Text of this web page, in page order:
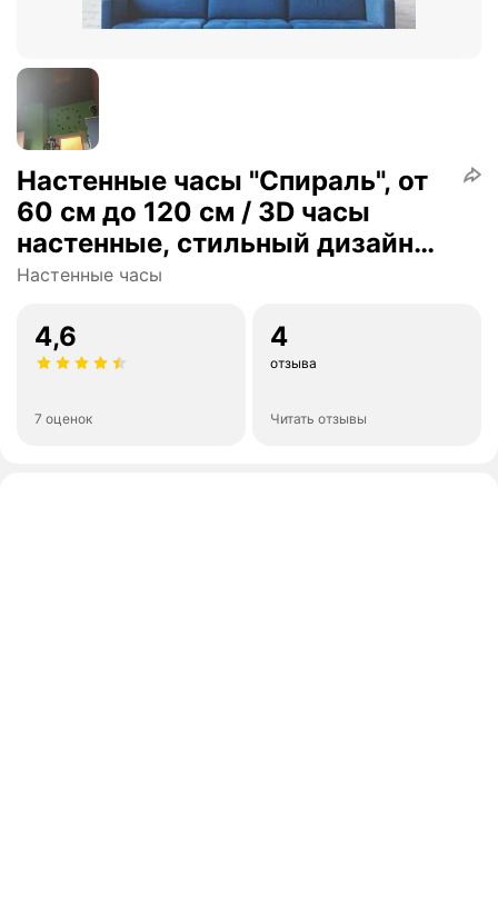
Настенные часы "Спираль", от
60 см до 120 см / 3D часы
настенные, стильный дизайн
для дома / Часы в стиле
Настенные часы
4,6
7 оценок
4
отзыва
Читать отзывы